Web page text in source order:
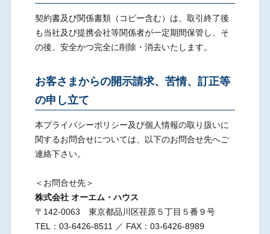
契約書及び関係書類（コピー含む）は、取引終了後
も当社及び提携会社等関係者が一定期間保管し、そ
の後、安全かつ完全に削除・消去いたします。
お客さまからの開示請求、苦情、訂正等
の申し立て
本プライバシーポリシー及び個人情報の取り扱いに
関するお問合せについては、以下のお問合せ先へご
連絡下さい。
＜お問合せ先＞
株式会社 オーエム・ハウス
〒142-0063 東京都品川区荏原５丁目５番９号
TEL：03-6426-8511 ／ FAX：03-6426-8989